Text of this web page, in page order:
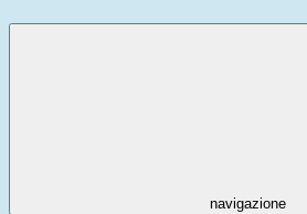
navigazione